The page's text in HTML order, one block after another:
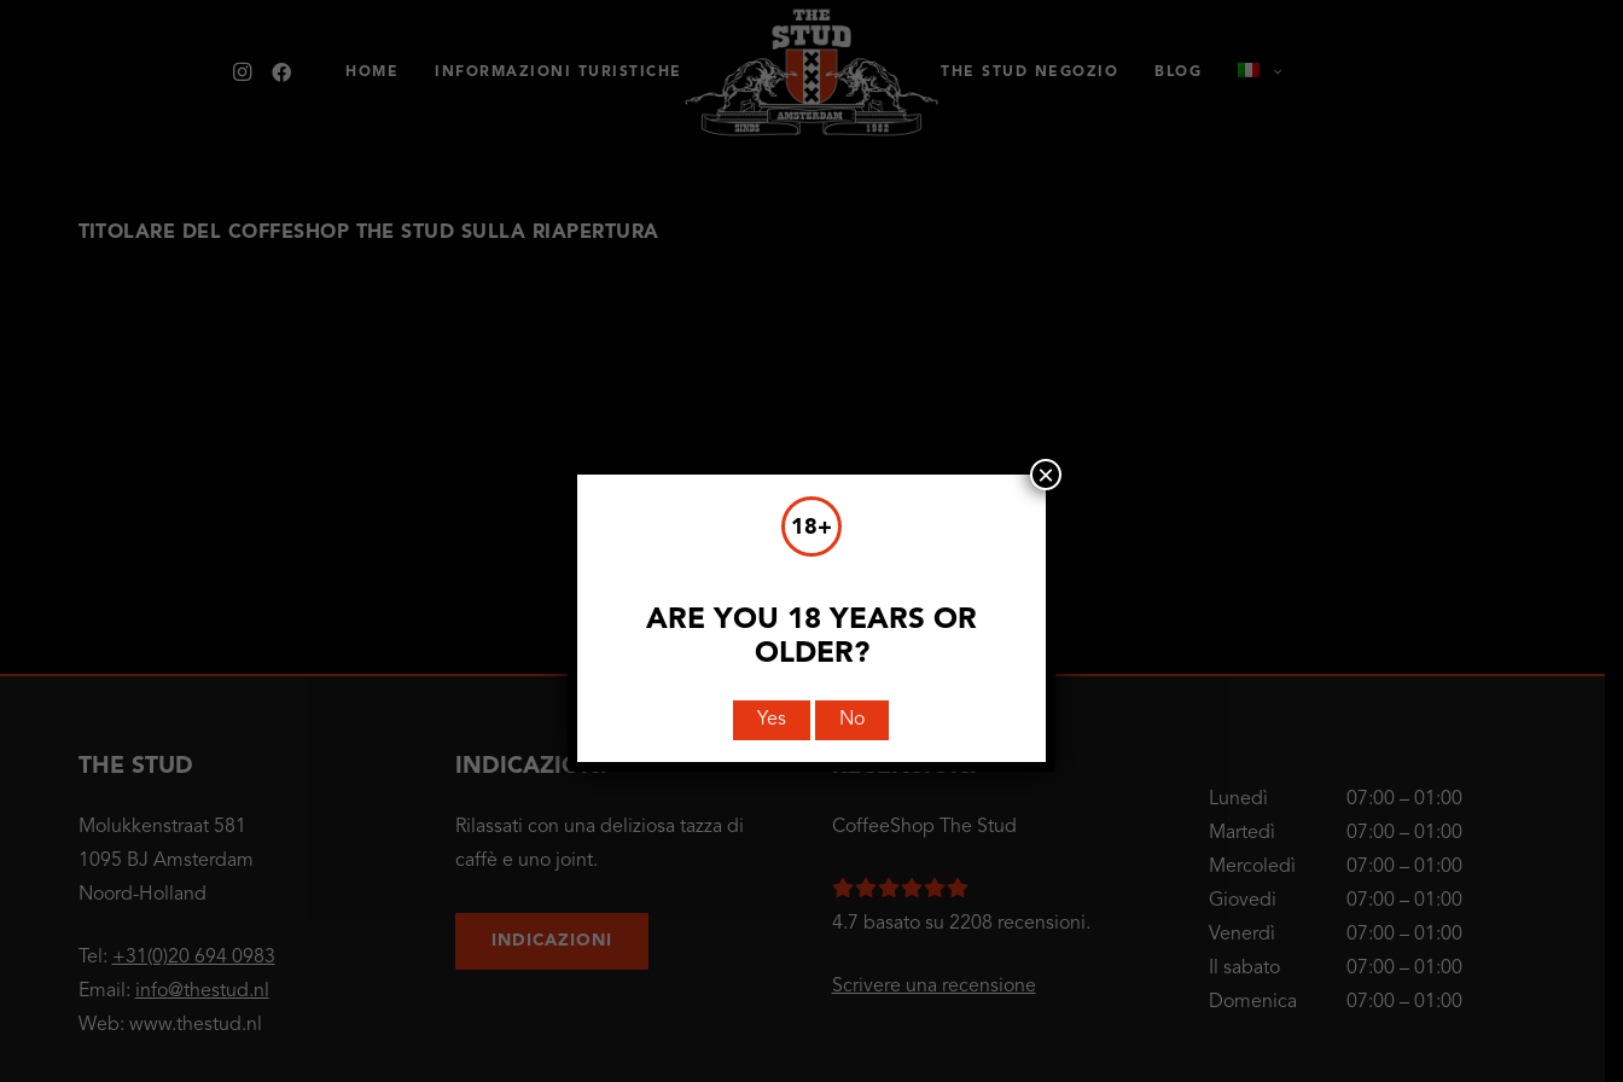
HOME INFORMAZIONI TURISTICHE THE STUD NEGOZIO BLOG
TITOLARE DEL COFFESHOP THE STUD SULLA RIAPERTURA
THE STUD
Molukkenstraat 581
1095 BJ Amsterdam
Noord-Holland
Tel: +31(0)20 694 0983
Email: info@thestud.nl
Web: www.thestud.nl
INDICAZIONI
Rilassati con una deliziosa tazza di
caffè e uno joint.
INDICAZIONI
RECENSIONI
CoffeeShop The Stud
4.7 basato su 2208 recensioni.
Scrivere una recensione
Lunedì
07:00 – 01:00
Martedì
07:00 – 01:00
Mercoledì
07:00 – 01:00
Giovedi
07:00 – 01:00
Venerdì
07:00 – 01:00
Il sabato
07:00 – 01:00
Domenica
07:00 – 01:00
18+
ARE YOU 18 YEARS OR
OLDER?
Yes No
×